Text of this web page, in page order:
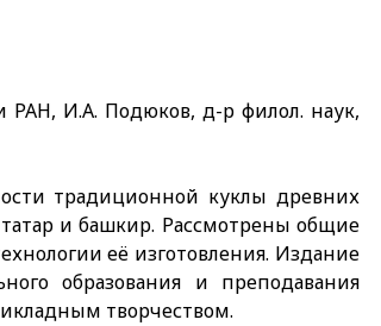
РАН, И.А. Подюков, д-р филол. наук,
традиционной куклы древних
и башкир. Рассмотрены общие
её изготовления. Издание
образования и преподавания
творчеством.